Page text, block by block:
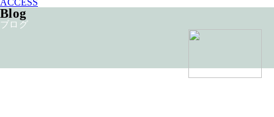
ACCESS
Blog
ブログ